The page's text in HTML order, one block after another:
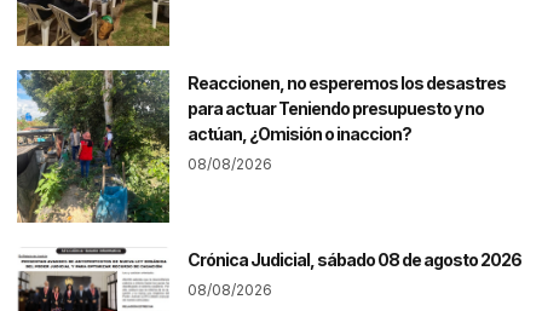
Reaccionen, no esperemos los desastres
para actuar Teniendo presupuesto y no
actúan, ¿Omisión o inaccion?
08/08/2026
Crónica Judicial, sábado 08 de agosto 2026
08/08/2026